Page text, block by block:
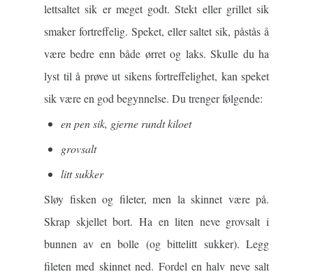
lettsaltet sik er meget godt. Stekt eller grillet sik
smaker fortreffelig. Speket, eller saltet sik, påstås å
være bedre enn både ørret og laks. Skulle du ha
lyst til å prøve ut sikens fortreffelighet, kan speket
sik være en god begynnelse. Du trenger følgende:
en pen sik, gjerne rundt kiloet
grovsalt
litt sukker
Sløy fisken og fileter, men la skinnet være på.
Skrap skjellet bort. Ha en liten neve grovsalt i
bunnen av en bolle (og bittelitt sukker). Legg
fileten med skinnet ned. Fordel en halv neve salt